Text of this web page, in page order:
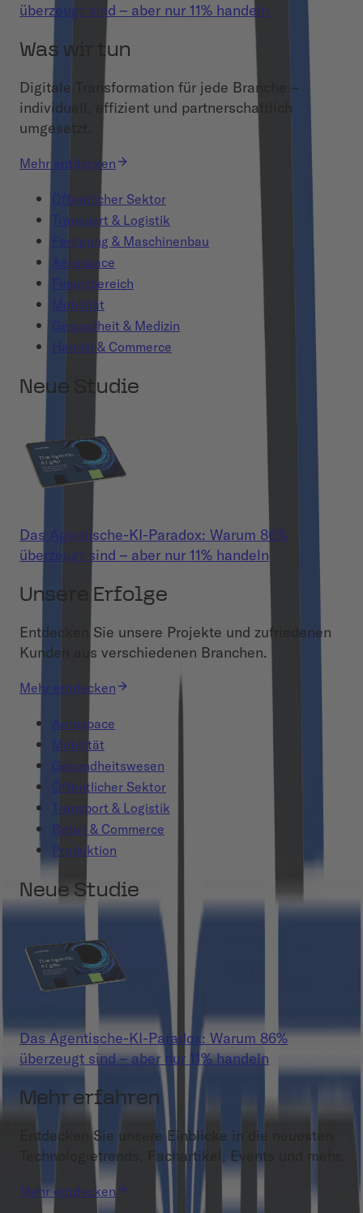
überzeugt sind – aber nur 11% handeln
Was wir tun
Digitale Transformation für jede Branche –
individuell, effizient und partnerschaftlich
umgesetzt.
Mehr entdecken
Öffentlicher Sektor
Transport & Logistik
Fertigung & Maschinenbau
Aerospace
Finanzbereich
Mobilität
Gesundheit & Medizin
Handel & Commerce
Neue Studie
Das Agentische-KI-Paradox: Warum 86%
überzeugt sind – aber nur 11% handeln
Unsere Erfolge
Entdecken Sie unsere Projekte und zufriedenen
Kunden aus verschiedenen Branchen.
Mehr entdecken
Aerospace
Mobilität
Gesundheitswesen
Öffentlicher Sektor
Transport & Logistik
Retail & Commerce
Produktion
Neue Studie
Das Agentische-KI-Paradox: Warum 86%
überzeugt sind – aber nur 11% handeln
Mehr erfahren
Entdecken Sie unsere Einblicke in die neuesten
Technologietrends, Fachartikel, Events und mehr.
Mehr entdecken